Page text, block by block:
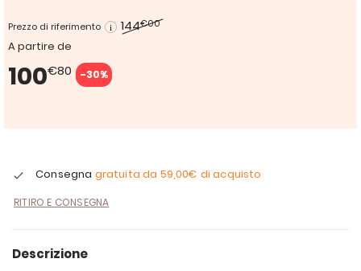
Prezzo di riferimento 144€00
A partire de
100€80 -30%
Consegna gratuita da 59,00€ di acquisto
RITIRO E CONSEGNA
Descrizione